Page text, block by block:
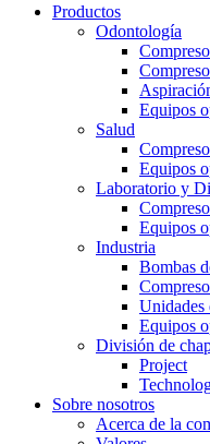
Productos
Odontología
Equipos
Salud
Equipos
Laboratorio y
Equipos
Industria
Bombas
Unidades
Equipos
División de
Project
Sobre nosotros
Acerca de la